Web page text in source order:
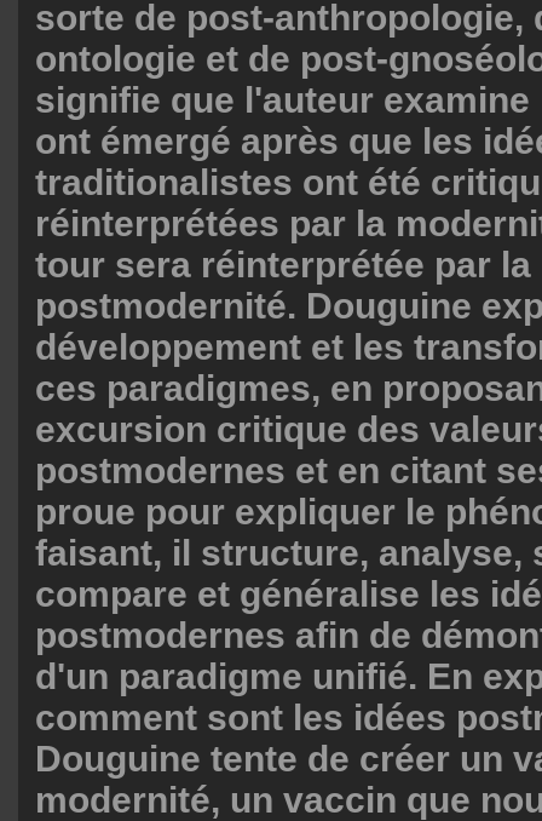
sorte de post-anthropologie,
ontologie et de post-
signifie que l'auteur examine
ont émergé après que les
traditionalistes ont été
réinterprétées par la
tour sera réinterprétée par la
postmodernité. Douguine
développement et les
ces paradigmes, en
excursion critique des
postmodernes et en citant
proue pour expliquer le
faisant, il structure, analyse,
compare et généralise les
postmodernes afin de
d'un paradigme unifié. En
comment sont les idées
Douguine tente de créer un
modernité, un vaccin que